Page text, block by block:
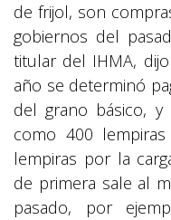
de frijol, son
gobiernos del
titular del IHMA,
año se determinó
del grano básico,
como 400
lempiras por la
de primera sale al
pasado, por